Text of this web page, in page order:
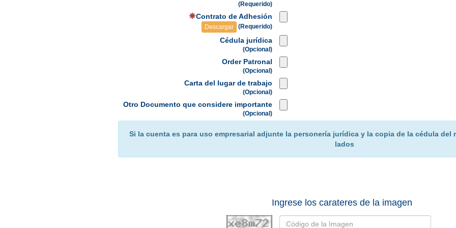
(Requerido)
Contrato de Adhesión
Descargar (Requerido)
Cédula jurídica
(Opcional)
Order Patronal
(Opcional)
Carta del lugar de trabajo
(Opcional)
Otro Documento que considere importante
(Opcional)
Si la cuenta es para uso empresarial adjunte la personería jurídica y la copia de la cédula del
lados
Ingrese los carateres de la imagen